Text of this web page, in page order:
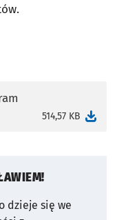
514,57 KB
dzieje się we